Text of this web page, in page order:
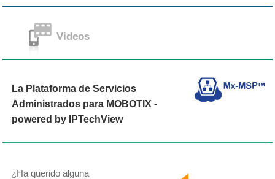
Videos
La Plataforma de Servicios
Administrados para MOBOTIX -
powered by IPTechView
¿Ha querido alguna